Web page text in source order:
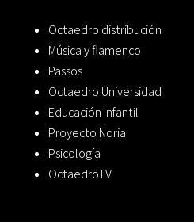
Octaedro distribución
Música y flamenco
Passos
Octaedro Universidad
Educación Infantil
Proyecto Noria
Psicología
OctaedroTV